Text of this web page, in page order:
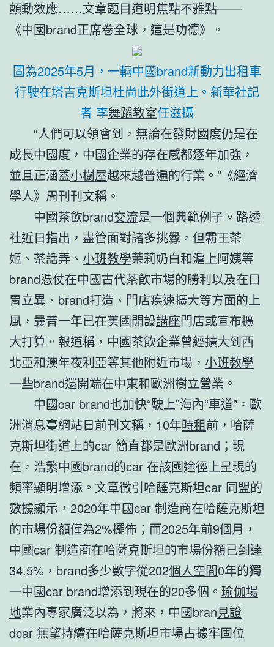
顫動效應……文章題目道明焦點不雅點——
《中國brand正席卷全球，這是功德》。
圖為2025年5月，一輛中國brand新動力出租車
行駛在塔吉克斯坦杜尚此外街道上。新華社記
者 李舞蹈教室任滋攝
“人們可以領會到，無論在發財國度仍是在
成長中國度，中國企業的存在感都逐年加強，
並且正涵蓋小樹屋越來越普遍的行業。”《經濟
學人》周刊刊文稱。
中國茶飲brand交流是一個典範例子。路透
社近日指出，盡管面對諸多挑釁，但霸王茶
姬、茶話弄、 小班教學茉莉奶白和滬上阿姨等
brand憑仗在中國古代茶飲市場的勝利以及在口
胃立異、brand打造、門店疾速擴大等方面的上
風，曩昔一年已在美國開設講座門店或宣布擴
大打算。報道稱，中國茶飲企業曾經擴大到西
北亞和澳年夜利亞等其他附近市場， 小班教學
一些brand還開端在中東和歐洲樹立營業。
中國car brand也加快“駛上”海內“車道”。歐
洲消息臺網站日前刊文稱，10年時租前，哈薩
克斯坦街道上的car 簡直都是歐洲brand；現
在，浩繁中國brand的car 在該國途徑上呈現的
頻率顯明增添。文章徵引哈薩克斯坦car 同盟的
數據顯示，2020年中國car 制造商在哈薩克斯坦
的市場份額僅為2%擺佈；而2025年前9個月，
中國car 制造商在哈薩克斯坦的市場份額已到達
34.5%，brand多少數字從202個人空間0年的獨
一中國car brand增添到現在的20多個。 瑜伽場
地業內專家廣泛以為，將來，中國bran見證
dcar 無望持續在哈薩克斯坦市場占據牢固位